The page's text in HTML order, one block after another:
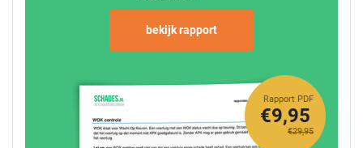
bekijk rapport
Rapport PDF
€29,95
€9,95